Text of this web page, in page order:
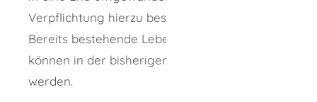
Verpflichtung hierzu besteht jedoch nicht.
Bereits bestehende Lebenspartnerschaften
können in der bisherigen Form fortgesetzt
werden.